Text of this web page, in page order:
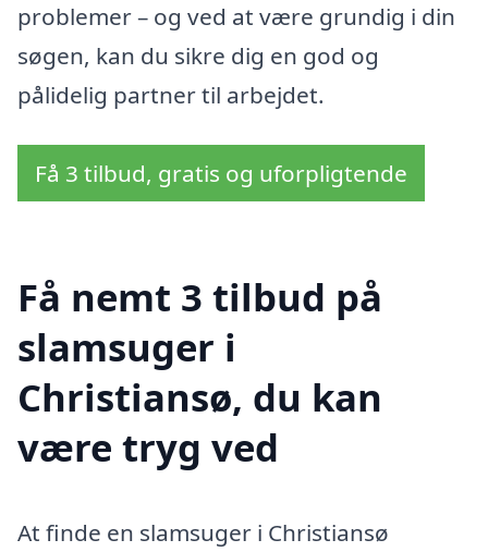
problemer – og ved at være grundig i din
søgen, kan du sikre dig en god og
pålidelig partner til arbejdet.
Få 3 tilbud, gratis og uforpligtende
Få nemt 3 tilbud på
slamsuger i
Christiansø, du kan
være tryg ved
At finde en slamsuger i Christiansø